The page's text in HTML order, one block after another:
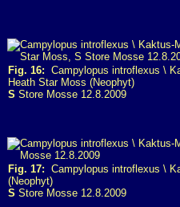
Fig. 16: Campylopus introflexus \
Heath Star Moss (Neophyt)
S Store Mosse 12.8.2009
Fig. 17: Campylopus introflexus \
(Neophyt)
S Store Mosse 12.8.2009